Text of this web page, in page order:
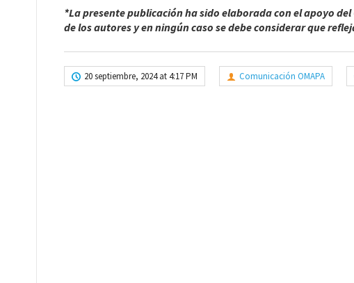
*La presente publicación ha sido elaborada con el apoyo
de los autores y en ningún caso se debe considerar que
20 septiembre, 2024 at 4:17 PM Comunicación OMAPA